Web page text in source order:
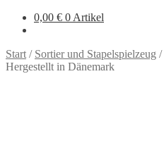
0,00 € 0 Artikel
Start / Sortier und Stapelspielzeug /
Hergestellt in Dänemark